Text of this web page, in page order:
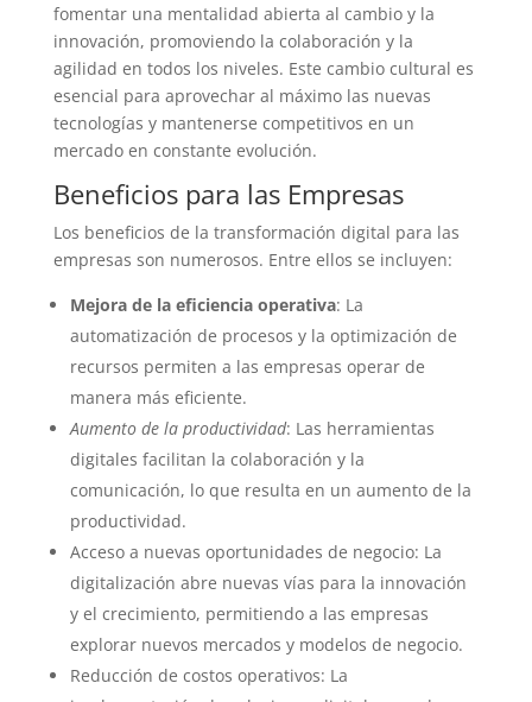
fomentar una mentalidad abierta al cambio y la
innovación, promoviendo la colaboración y la
agilidad en todos los niveles. Este cambio cultural es
esencial para aprovechar al máximo las nuevas
tecnologías y mantenerse competitivos en un
mercado en constante evolución.
Beneficios para las Empresas
Los beneficios de la transformación digital para las
empresas son numerosos. Entre ellos se incluyen:
Mejora de la eficiencia operativa: La
automatización de procesos y la optimización de
recursos permiten a las empresas operar de
manera más eficiente.
Aumento de la productividad: Las herramientas
digitales facilitan la colaboración y la
comunicación, lo que resulta en un aumento de la
productividad.
Acceso a nuevas oportunidades de negocio: La
digitalización abre nuevas vías para la innovación
y el crecimiento, permitiendo a las empresas
explorar nuevos mercados y modelos de negocio.
Reducción de costos operativos: La